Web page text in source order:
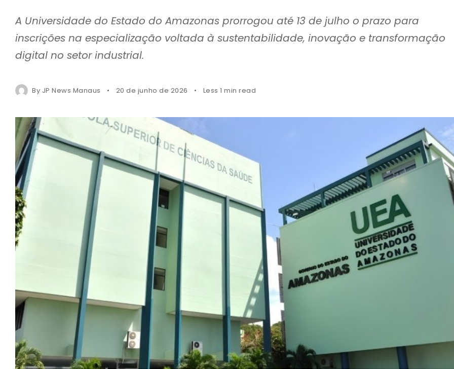
A Universidade do Estado do Amazonas prorrogou até 13 de julho o prazo para
inscrições na especialização voltada à sustentabilidade, inovação e transformação
digital no setor industrial.
By JP News Manaus 20 de junho de 2026 Less 1 min read